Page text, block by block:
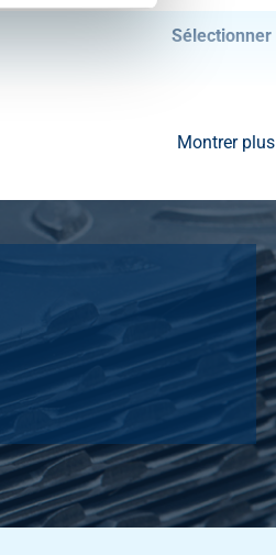
Sélectionner
Sélectionner
Montrer plus